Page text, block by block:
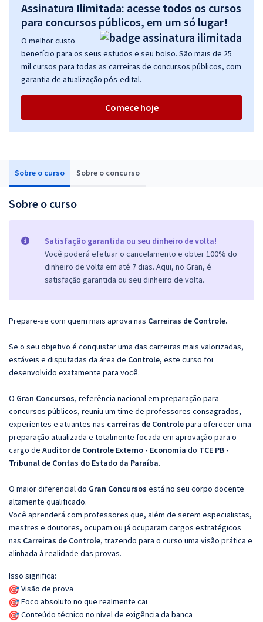
Sobre o curso Sobre o concurso
Sobre o curso
Satisfação garantida ou seu dinheiro de volta!
Você poderá efetuar o cancelamento e obter 100% do
dinheiro de volta em até 7 dias. Aqui, no Gran, é
satisfação garantida ou seu dinheiro de volta.
Prepare-se com quem mais aprova nas Carreiras de Controle.
Se o seu objetivo é conquistar uma das carreiras mais valorizadas,
estáveis e disputadas da área de Controle, este curso foi
desenvolvido exatamente para você.
O Gran Concursos, referência nacional em preparação para
concursos públicos, reuniu um time de professores consagrados,
experientes e atuantes nas carreiras de Controlepara oferecer uma
preparação atualizada e totalmente focada em aprovação para o
cargo de Auditor de Controle Externo - Economia do TCE PB -
Tribunal de Contas do Estado da Paraíba.
O maior diferencial do Gran Concursos está no seu corpo docente
altamente qualificado.
Você aprenderá com professores que, além de serem especialistas,
mestres e doutores, ocupam ou já ocuparam cargos estratégicos
nas Carreiras de Controle, trazendo para o curso uma visão prática e
alinhada à realidade das provas.
Isso significa:
Visão de prova
Foco absoluto no que realmente cai
Conteúdo técnico no nível de exigência da banca
Assinatura Ilimitada: acesse todos os cursos
para concursos públicos, em um só lugar!
O melhor custo
benefício para os seus estudos e seu bolso. São mais de 25
mil cursos para todas as carreiras de concursos públicos, com
garantia de atualização pós-edital.
Comece hoje